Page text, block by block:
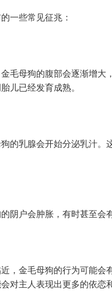
些常见征兆：
母狗的腹部会逐渐增大
儿已经发育成熟。
乳腺会开始分泌乳汁。
户会肿胀，有时甚至会有
金毛母狗的行为可能会
对主人表现出更多的依恋